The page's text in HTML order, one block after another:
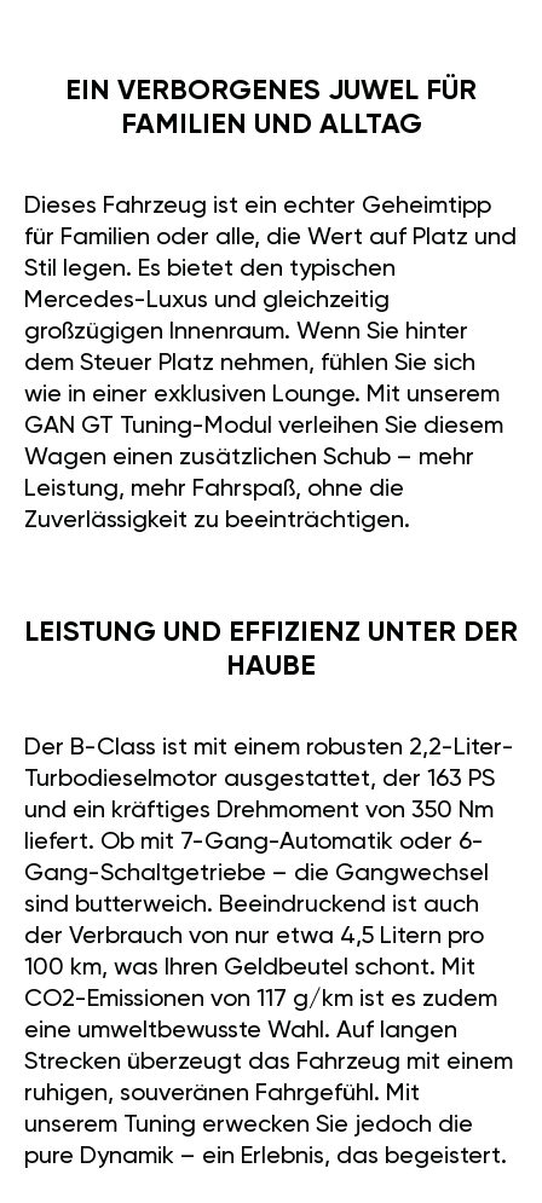
EIN VERBORGENES JUWEL FÜR
FAMILIEN UND ALLTAG
Dieses Fahrzeug ist ein echter Geheimtipp
für Familien oder alle, die Wert auf Platz und
Stil legen. Es bietet den typischen
Mercedes-Luxus und gleichzeitig
großzügigen Innenraum. Wenn Sie hinter
dem Steuer Platz nehmen, fühlen Sie sich
wie in einer exklusiven Lounge. Mit unserem
GAN GT Tuning-Modul verleihen Sie diesem
Wagen einen zusätzlichen Schub – mehr
Leistung, mehr Fahrspaß, ohne die
Zuverlässigkeit zu beeinträchtigen.
LEISTUNG UND EFFIZIENZ UNTER DER
HAUBE
Der B-Class ist mit einem robusten 2,2-Liter-
Turbodieselmotor ausgestattet, der 163 PS
und ein kräftiges Drehmoment von 350 Nm
liefert. Ob mit 7-Gang-Automatik oder 6-
Gang-Schaltgetriebe – die Gangwechsel
sind butterweich. Beeindruckend ist auch
der Verbrauch von nur etwa 4,5 Litern pro
100 km, was Ihren Geldbeutel schont. Mit
CO2-Emissionen von 117 g/km ist es zudem
eine umweltbewusste Wahl. Auf langen
Strecken überzeugt das Fahrzeug mit einem
ruhigen, souveränen Fahrgefühl. Mit
unserem Tuning erwecken Sie jedoch die
pure Dynamik – ein Erlebnis, das begeistert.